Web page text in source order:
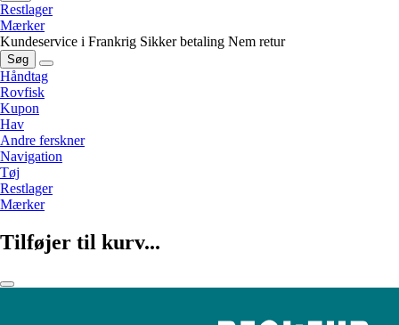
Restlager
Mærker
Kundeservice i Frankrig Sikker betaling Nem retur
Søg
Håndtag
Rovfisk
Kupon
Hav
Andre ferskner
Navigation
Tøj
Restlager
Mærker
Tilføjer til kurv...